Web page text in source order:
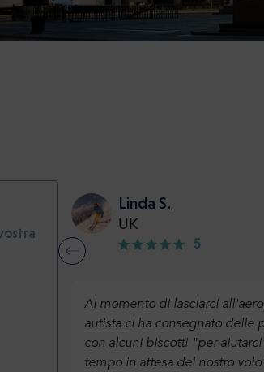
Linda S.,
UK
5
Al momento di lasciarci
autista ci ha consegnato delle
con alcuni biscotti "per aiutarci
tempo in attesa del nostro